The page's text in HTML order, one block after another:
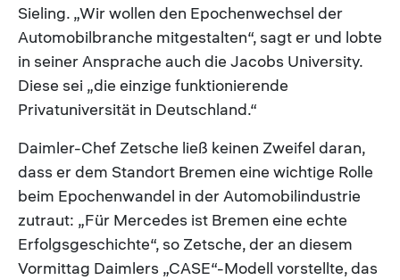
Sieling. „Wir wollen den Epochenwechsel der
Automobilbranche mitgestalten“, sagt er und lobte
in seiner Ansprache auch die Jacobs University.
Diese sei „die einzige funktionierende
Privatuniversität in Deutschland.“
Daimler-Chef Zetsche ließ keinen Zweifel daran,
dass er dem Standort Bremen eine wichtige Rolle
beim Epochenwandel in der Automobilindustrie
zutraut: „Für Mercedes ist Bremen eine echte
Erfolgsgeschichte“, so Zetsche, der an diesem
Vormittag Daimlers „CASE“-Modell vorstellte, das